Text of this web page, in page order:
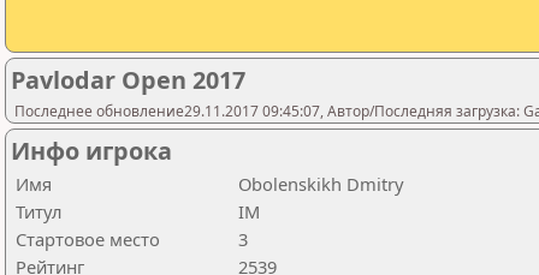
Pavlodar Open 2017
Последнее обновление29.11.2017 09:45:07, Автор/Последняя загрузка:
Инфо игрока
Имя
Obolenskikh Dmitry
Титул
IM
Стартовое место
3
Рейтинг
2539